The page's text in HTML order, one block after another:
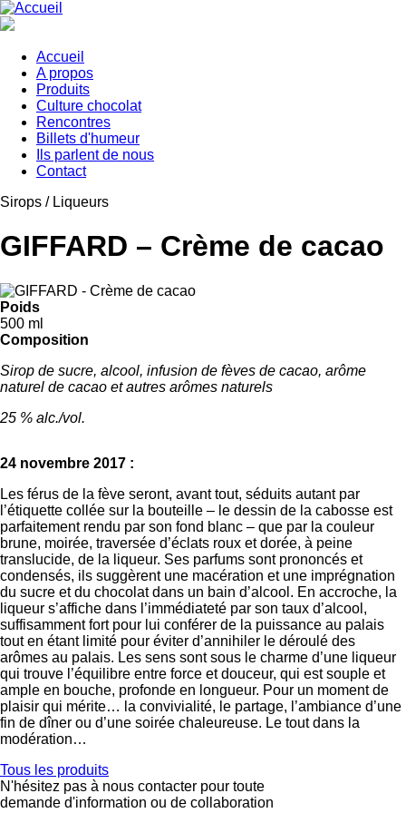
Aller
au
principal
Main
navigation
Accueil
A propos
Produits
Culture chocolat
Rencontres
Billets d'humeur
Ils parlent de nous
Contact
Sirops / Liqueurs
GIFFARD – Crème de cacao
Poids
500 ml
Composition
Sirop de sucre, alcool, infusion de fèves de cacao, arôme
naturel de cacao et autres arômes naturels
25 % alc./vol.
24 novembre 2017 :
Les férus de la fève seront, avant tout, séduits autant par
l’étiquette collée sur la bouteille – le dessin de la cabosse est
parfaitement rendu par son fond blanc – que par la couleur
brune, moirée, traversée d’éclats roux et dorée, à peine
translucide, de la liqueur. Ses parfums sont prononcés et
condensés, ils suggèrent une macération et une imprégnation
du sucre et du chocolat dans un bain d’alcool. En accroche, la
liqueur s’affiche dans l’immédiateté par son taux d’alcool,
suffisamment fort pour lui conférer de la puissance au palais
tout en étant limité pour éviter d’annihiler le déroulé des
arômes au palais. Les sens sont sous le charme d’une liqueur
qui trouve l’équilibre entre force et douceur, qui est souple et
ample en bouche, profonde en longueur. Pour un moment de
plaisir qui mérite… la convivialité, le partage, l’ambiance d’une
fin de dîner ou d’une soirée chaleureuse. Le tout dans la
modération…
Tous les produits
N'hésitez pas à nous contacter pour toute
demande d'information ou de collaboration